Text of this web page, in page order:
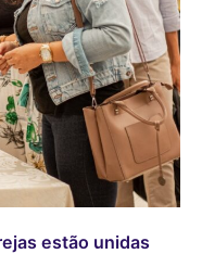
estão unidas